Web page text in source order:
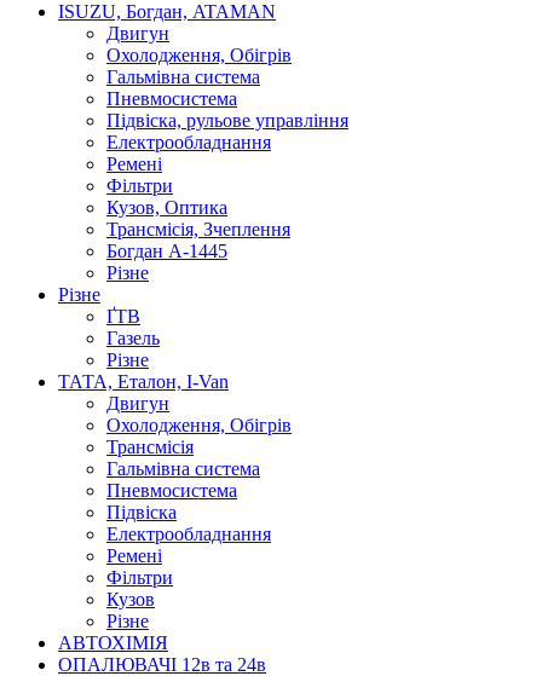
ISUZU, Богдан, ATAMAN
Двигун
Охолодження, Обігрів
Гальмівна система
Пневмосистема
Підвіска, рульове управління
Електрообладнання
Ремені
Фільтри
Кузов, Оптика
Трансмісія, Зчеплення
Богдан А-1445
Різне
Різне
ҐТВ
Газель
Різне
ТАТА, Еталон, I-Van
Двигун
Охолодження, Обігрів
Трансмісія
Гальмівна система
Пневмосистема
Підвіска
Електрообладнання
Ремені
Фільтри
Кузов
Різне
АВТОХІМІЯ
ОПАЛЮВАЧІ 12в та 24в